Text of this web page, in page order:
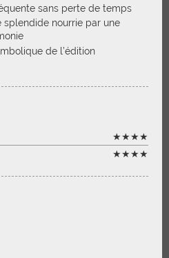
sans perte de temps
nourrie par une
de l’édition
★★★★
★★★★